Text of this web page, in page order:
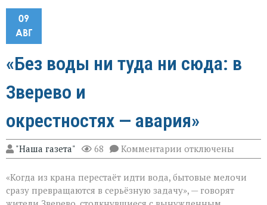
09
АВГ
«Без воды ни туда ни сюда: в
Зверево и
окрестностях — авария»
"Наша газета" 68 Комментарии к
записи
воды
ни
туда
отключены
«Когда из крана перестаёт идти вода, бытовые мелочи
сразу превращаются в серьёзную задачу», — говорят